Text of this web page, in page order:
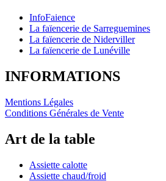
InfoFaience
La faïencerie de Sarreguemines
La faïencerie de Niderviller
La faïencerie de Lunéville
INFORMATIONS
Mentions Légales
Conditions Générales de Vente
Art de la table
Assiette calotte
Assiette chaud/froid